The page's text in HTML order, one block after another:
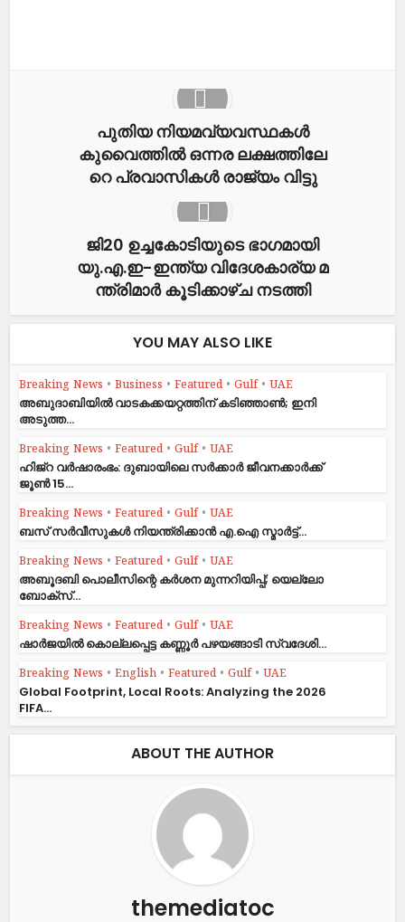
പുതിയ നിയമവ്യവസ്ഥകൾ
കുവൈത്തിൽ ഒ​ന്ന​ര ല​ക്ഷ​ത്തി​ലേ​
റെ പ്ര​വാ​സി​ക​ള്‍ രാ​ജ്യം വിട്ടു
ജി20 ​ഉ​ച്ച​കോ​ടിയുടെ ഭാഗമായി
യു.​എ.​ഇ-​ഇ​ന്ത്യ വി​ദേ​ശ​കാ​ര്യ മ​
ന്ത്രി​മാ​ർ കൂ​ടി​ക്കാ​ഴ്ച ന​ട​ത്തി
YOU MAY ALSO LIKE
Breaking News • Business • Featured • Gulf • UAE
അബുദാബിയിൽ വാടകക്കയറ്റത്തിന് കടിഞ്ഞാൺ; ഇനി
അടുത്ത...
Breaking News • Featured • Gulf • UAE
ഹിജ്‌റ വർഷാരംഭം: ദുബായിലെ സർക്കാർ ജീവനക്കാർക്ക്
ജൂൺ 15...
Breaking News • Featured • Gulf • UAE
ബസ് സർവീസുകൾ നിയന്ത്രിക്കാൻ എ.ഐ സ്മാർട്ട്...
Breaking News • Featured • Gulf • UAE
അബൂദബി പൊലീസിന്റെ കർശന മുന്നറിയിപ്പ്; യെല്ലോ
ബോക്സ്...
Breaking News • Featured • Gulf • UAE
ഷാര്‍ജയില്‍ കൊല്ലപ്പെട്ട കണ്ണൂര്‍ പഴയങ്ങാടി സ്വദേശി...
Breaking News • English • Featured • Gulf • UAE
Global Footprint, Local Roots: Analyzing the 2026
FIFA...
ABOUT THE AUTHOR
themediatoc